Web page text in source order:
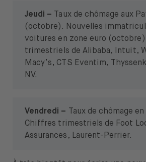
Jeudi – Taux de chômage aux
(octobre). Nouvelles
voitures en zone euro
trimestriels de Alibaba, Intuit,
Macy’s, CTS Eventim,
NV.
Vendredi – Taux de chômage
Chiffres trimestriels de Foot
Assurances, Laurent-Perrier.